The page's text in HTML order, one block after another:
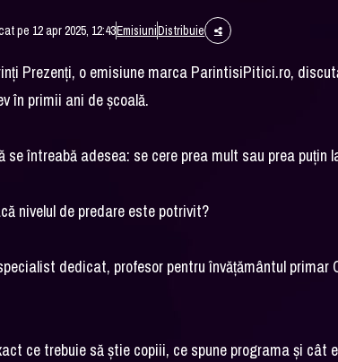
pe 12 apr 2025, 12:43EmisiuniDistribuie
Prezenți, o emisiune marca ParintisiPitici.ro,
în primii ani de școală.
întreabă adesea: se cere prea mult sau prea puțin
nivelul de predare este potrivit?
dedicat, profesor pentru învățământul primar
ce trebuie să știe copiii, ce spune programa și cât